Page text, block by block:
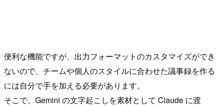
便利な機能ですが、出力フォーマットのカスタマイズができ
ないので、チームや個人のスタイルに合わせた議事録を作る
には自分で手を加える必要があります。
そこで、Gemini の文字起こしを素材として Claude に渡